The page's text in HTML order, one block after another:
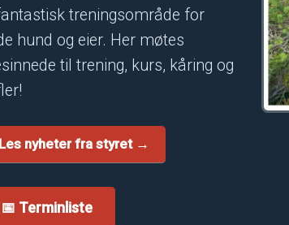
treningsområde for
hund og eier. Her møtes
til trening, kurs, kåring og
Les nyheter fra styret →
📅 Terminliste